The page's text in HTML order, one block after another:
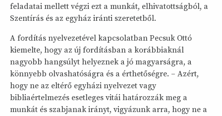
feladatai mellett végzi ezt a munkát, elhivatottságból, a
Szentírás és az egyház iránti szeretetből.
A fordítás nyelvezetével kapcsolatban Pecsuk Ottó
kiemelte, hogy az új fordításban a korábbiaknál
nagyobb hangsúlyt helyeznek a jó magyarságra, a
könnyebb olvashatóságra és a érthetőségre. – Azért,
hogy ne az eltérő egyházi nyelvezet vagy
bibliaértelmezés esetleges vitái határozzák meg a
munkát és szabjanak irányt, vigyázunk arra, hogy ne a